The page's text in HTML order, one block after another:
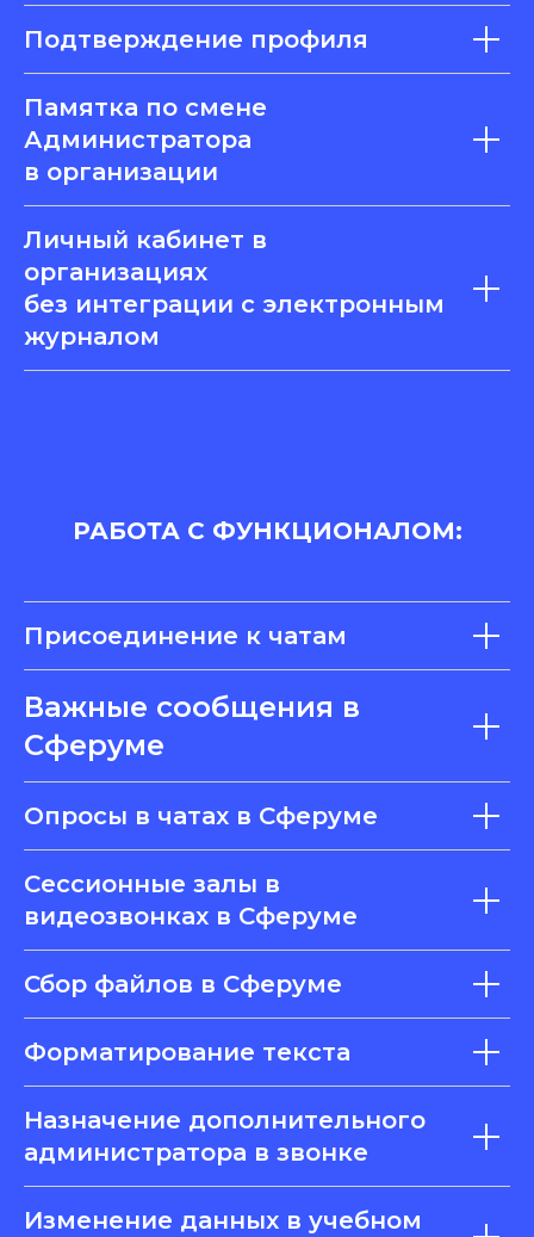
Подтверждение профиля
Памятка по смене
Администратора
в организации
Личный кабинет в
организациях
без интеграции с электронным
журналом
РАБОТА С ФУНКЦИОНАЛОМ:
Присоединение к чатам
Важные сообщения в
Сферуме
Опросы в чатах в Сферуме
Сессионные залы в
видеозвонках в Сферуме
Сбор файлов в Сферуме
Форматирование текста
Назначение дополнительного
администратора в звонке
Изменение данных в учебном